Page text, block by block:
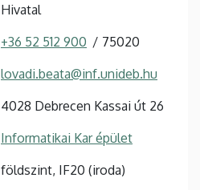
Hivatal
+36 52 512 900 75020
lovadi.beata@inf.unideb.hu
4028 Debrecen Kassai út 26
Informatikai Kar épület
földszint, IF20 (iroda)